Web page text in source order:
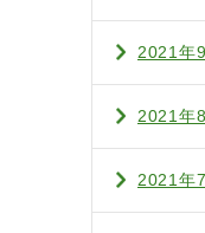
2021年
2021年
2021年